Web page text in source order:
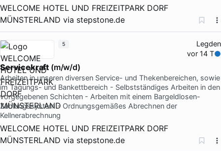
WELCOME HOTEL UND FREIZEITPARK DORF
MÜNSTERLAND via stepstone.de
Legden
vor 14 T
Servicekraft (m/w/d)
Arbeiten in unseren diversen Service- und Thekenbereichen, sowie
im Tagungs- und Bankettbereich - Selbstständiges Arbeiten in den
vorgegebenen Schichten - Arbeiten mit einem Bargeldlosen-
Zahlungssystem - Ordnungsgemäßes Abrechnen der
Kellnerabrechnung
WELCOME HOTEL UND FREIZEITPARK DORF
MÜNSTERLAND via stepstone.de
5